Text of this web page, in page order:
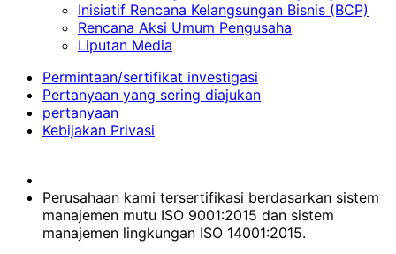
Inisiatif Rencana Kelangsungan Bisnis (BCP)
Rencana Aksi Umum Pengusaha
Liputan Media
Permintaan/sertifikat investigasi
Pertanyaan yang sering diajukan
pertanyaan
Kebijakan Privasi
Perusahaan kami tersertifikasi berdasarkan sistem
manajemen mutu ISO 9001:2015 dan sistem
manajemen lingkungan ISO 14001:2015.